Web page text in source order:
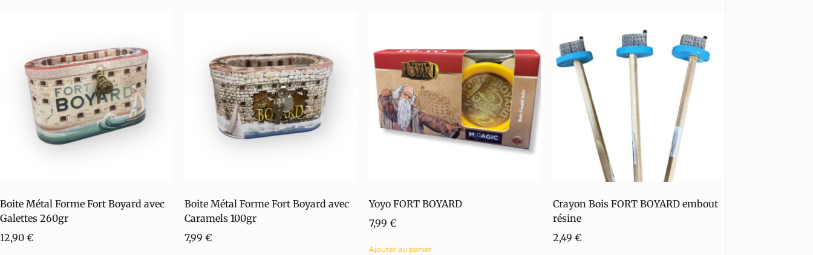
Boite Métal Forme Fort Boyard avec
Galettes 260gr
12,90 €
Boite Métal Forme Fort Boyard avec
Caramels 100gr
7,99 €
Yoyo FORT BOYARD
7,99 €
Ajouter au panier
Crayon Bois FORT BOYARD embout
résine
2,49€